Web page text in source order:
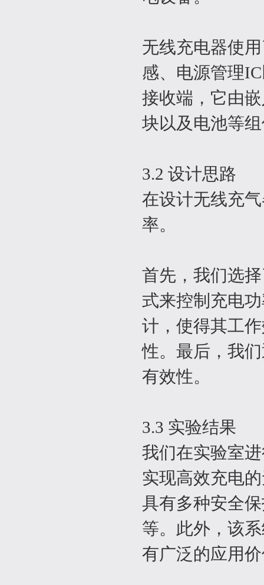
无线充电器使
感、电源管理
接收端，它由
块以及电池等
3.2 设计思路
在设计无线充
率。
首先，我们选
式来控制充电
计，使得其工
性。最后，我
有效性。
3.3 实验结果
我们在实验室
实现高效充电
具有多种安全
等。此外，该
有广泛的应用